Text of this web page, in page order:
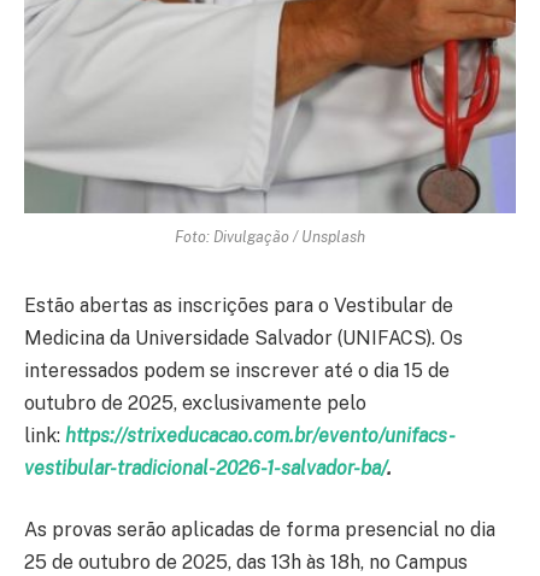
Foto: Divulgação / Unsplash
Estão abertas as inscrições para o Vestibular de
Medicina da Universidade Salvador (UNIFACS). Os
interessados podem se inscrever até o dia 15 de
outubro de 2025, exclusivamente pelo
link: https://strixeducacao.com.br/evento/unifacs-
vestibular-tradicional-2026-1-salvador-ba/.
As provas serão aplicadas de forma presencial no dia
25 de outubro de 2025, das 13h às 18h, no Campus